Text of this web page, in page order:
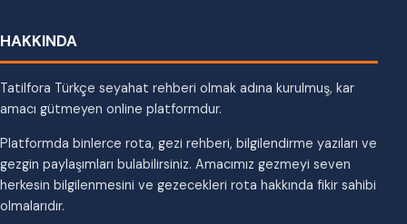
HAKKINDA
Tatilfora Türkçe seyahat rehberi olmak adına kurulmuş, kar
amacı gütmeyen online platformdur.
Platformda binlerce rota, gezi rehberi, bilgilendirme yazıları ve
gezgin paylaşımları bulabilirsiniz. Amacımız gezmeyi seven
herkesin bilgilenmesini ve gezecekleri rota hakkında fikir sahibi
olmalarıdır.